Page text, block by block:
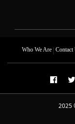
Who We Are| Contact
2025